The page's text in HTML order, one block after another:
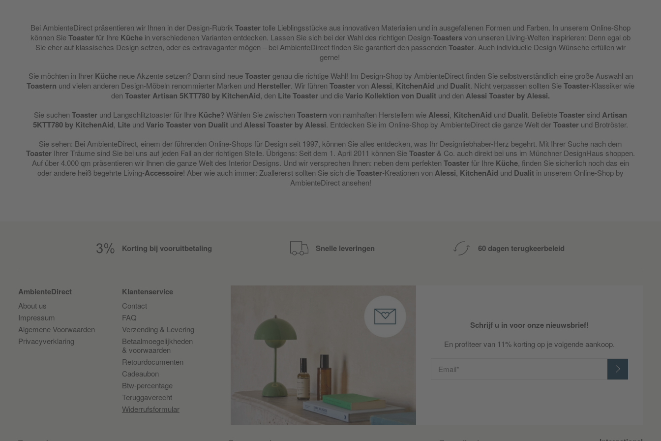
Bei AmbienteDirect präsentieren wir Ihnen in der Design-Rubrik Toastertolle Lieblingsstücke aus innovativen Materialien und in ausgefallenen Formen und Farben. In unserem Online-Shop
können SieToasterfür Ihre Küche in verschiedenen Varianten entdecken. Lassen Sie sich bei der Wahl des richtigen Design-Toastersvon unseren Living-Welten inspirieren: Denn egal ob
Sie eher auf klassisches Design setzen, oder es extravaganter mögen – bei AmbienteDirect finden Sie garantiert den passenden Toaster. Auch individuelle Design-Wünsche erfüllen wir
gerne!
Sie möchten in Ihrer Kücheneue Akzente setzen? Dann sind neueToastergenau die richtige Wahl! Im Design-Shop by AmbienteDirect finden Sie selbstverständlich eine große Auswahl an
Toastern und vielen anderen Design-Möbeln renommierter Marken und Hersteller. Wir führen Toastervon Alessi, KitchenAid und Dualit. Nicht verpassen sollten SieToaster-Klassiker wie
den ToasterArtisan 5KTT780 by KitchenAid, den LiteToaster und dieVario Kollektion von Dualit und den Alessi Toaster by Alessi.
Sie suchen Toaster und Langschlitztoaster für Ihre Küche? Wählen Sie zwischen Toastern von namhaften Herstellern wieAlessi, KitchenAid und Dualit. BeliebteToaster sind Artisan
5KTT780 by KitchenAid, Lite und Vario Toaster von Dualit und Alessi Toaster by Alessi. Entdecken Sie im Online-Shop by AmbienteDirect die ganze Welt derToaster und Brotröster.
Sie sehen: Bei AmbienteDirect, einem der führenden Online-Shops für Design seit 1997, können Sie alles entdecken, was Ihr Designliebhaber-Herz begehrt. Mit Ihrer Suche nach dem
Toaster Ihrer Träume sind Sie bei uns auf jeden Fall an der richtigen Stelle. Übrigens: Seit dem 1. April 2011 können SieToaster & Co. auch direkt bei uns im Münchner DesignHaus shoppen.
Auf über 4.000 qm präsentieren wir Ihnen die ganze Welt des Interior Designs. Und wir versprechen Ihnen: neben dem perfekten Toasterfür Ihre Küche, finden Sie sicherlich noch das ein
oder andere heiß begehrte Living-Accessoire! Aber wie auch immer: Zuallererst sollten Sie sich dieToaster-Kreationen von Alessi, KitchenAid und Dualit in unserem Online-Shop by
AmbienteDirect ansehen!
Korting bij vooruitbetaling Snelle leveringen 60 dagen terugkeerbeleid
Schrijf u in voor onze nieuwsbrief!
En profiteer van 11% korting op je volgende aankoop.
Email*
AmbienteDirect
About us
Impressum
Algemene Voorwaarden
Privacyverklaring
Klantenservice
Contact
FAQ
Verzending & Levering
Betaalmoegelijkheden
& voorwaarden
Retourdocumenten
Cadeaubon
Btw-percentage
Teruggaverecht
Widerrufsformular